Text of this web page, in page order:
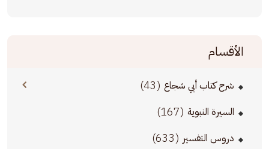
الأقسام
شرح كتاب أبي شجاع (43)
السيرة النبوية (167)
دروس التفسير (633)